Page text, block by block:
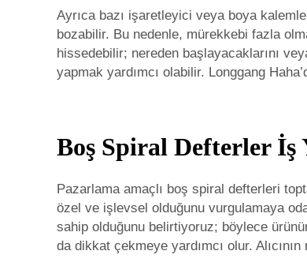
Ayrıca bazı işaretleyici veya boya
bozabilir. Bu nedenle, mürekkebi fazla
hissedebilir; nereden başlayacaklarını
yapmak yardımcı olabilir. Longgang
Boş Spiral Defterler
Pazarlama amaçlı boş spiral defterleri
özel ve işlevsel olduğunu vurgulamaya
sahip olduğunu belirtiyoruz; böylece
da dikkat çekmeye yardımcı olur.